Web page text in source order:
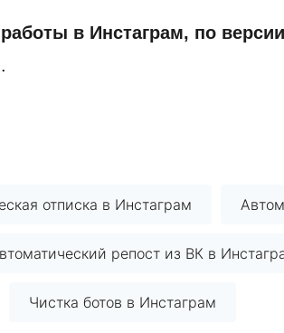
в Инстаграм, по
отписка в Инстаграм
репост из ВК в
Чистка ботов в Инстаграм